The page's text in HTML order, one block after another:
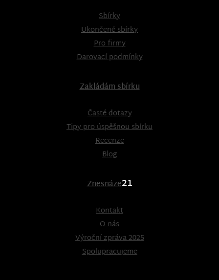
Sbírky
Ukončené sbírky
Pro firmy
Darovací podmínky
Zakládám sbírku
Časté dotazy
Tipy pro úspěšnou sbírku
Recenze
Blog
Znesnáze21
Kontakt
O nás
Výroční zpráva 2025
Spolupracujeme